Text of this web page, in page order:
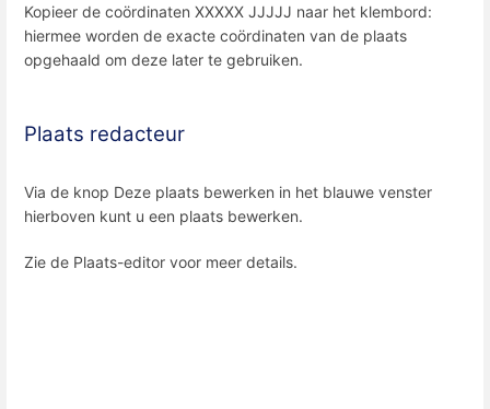
Kopieer de coördinaten XXXXX JJJJJ naar het klembord:
hiermee worden de exacte coördinaten van de plaats
opgehaald om deze later te gebruiken.
Plaats redacteur
Via de knop Deze plaats bewerken in het blauwe venster
hierboven kunt u een plaats bewerken.
Zie de Plaats-editor voor meer details.